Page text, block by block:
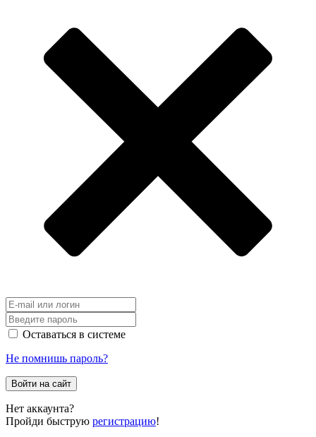
Оставаться в системе
Не помнишь пароль?
Войти на сайт
Нет аккаунта?
Пройди быструю регистрацию!